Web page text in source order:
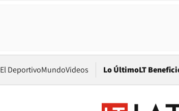
El DeportivoMundoVideos Lo ÚltimoLT